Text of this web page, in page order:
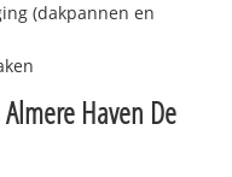
(dakpannen en
Almere Haven De